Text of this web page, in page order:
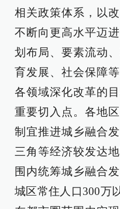
相关政策体系，以
不断向更高水平迈
划布局、要素流动
育发展、社会保障
各领域深化改革的
重要切入点。各地
制宜推进城乡融合
三角等经济较发达
围内统筹城乡融合
城区常住人口300万